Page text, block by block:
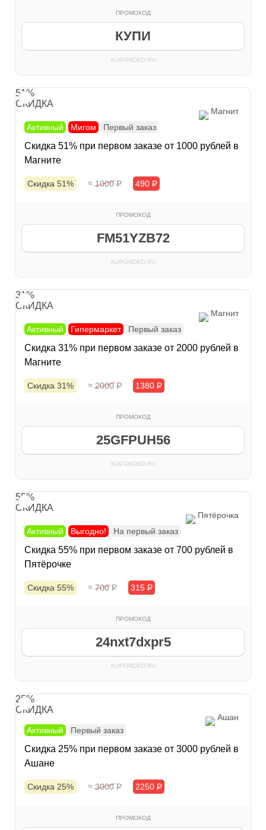
ПРОМОКОД
КУПИ
KUPONOED.RU
51%
СКИДКА
Магнит
Активный
Мигом Первый заказ
Скидка 51% при первом заказе от 1000 рублей в
Магните
Скидка 51% ≈ 1000Р 490 Р
ПРОМОКОД
FM51YZB72
KUPONOED.RU
31%
СКИДКА
Магнит
Активный
Гипермаркет Первый заказ
Скидка 31% при первом заказе от 2000 рублей в
Магните
Скидка 31% ≈ 2000Р 1380 Р
ПРОМОКОД
25GFPUH56
KUPONOED.RU
55%
СКИДКА
Пятёрочка
Активный
Выгодно! На первый заказ
Скидка 55% при первом заказе от 700 рублей в
Пятёрочке
Скидка 55% ≈ 700Р 315 Р
ПРОМОКОД
24nxt7dxpr5
KUPONOED.RU
25%
СКИДКА
Ашан
Активный
Первый заказ
Скидка 25% при первом заказе от 3000 рублей в
Ашане
Скидка 25% ≈ 3000Р 2250 Р
ПРОМОКОД